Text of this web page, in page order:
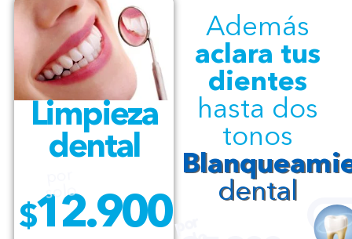
Limpieza
dental
solo
$12.900
Además
aclara tus
dientes
hasta dos
tonos
dental
p
or
s
ol